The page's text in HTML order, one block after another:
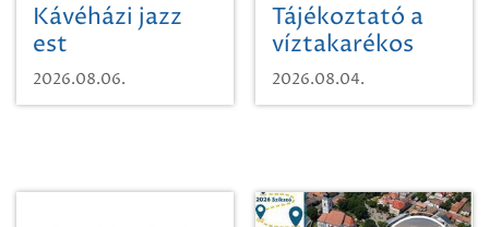
Kávéházi jazz
est
2026.08.06.
Tájékoztató a
víztakarékos
vízhasználatról
2026.08.04.